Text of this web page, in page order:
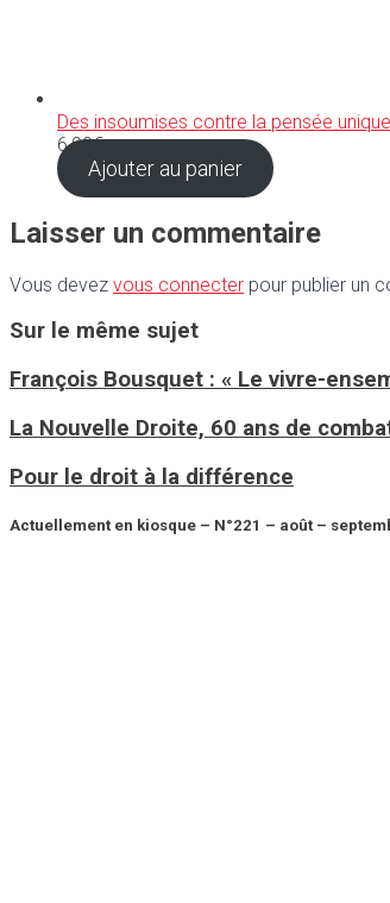
Des insoumises contre la pensée unique
6,90€
Ajouter au panier
Laisser un commentaire
Vous devez vous connecter pour publier un
Sur le même sujet
François Bousquet : « Le vivre-
La Nouvelle Droite, 60 ans de
Pour le droit à la différence
Actuellement en kiosque – N°221 – août –